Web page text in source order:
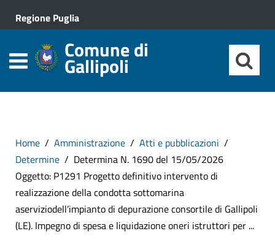
Regione Puglia
Comune di
Gallipoli
Home Amministrazione
Atti e pubblicazioni
Determine
Determina N. 1690 del 15/05/2026
Oggetto: P1291 Progetto definitivo intervento di
realizzazione della condotta sottomarina
aserviziodell’impianto di depurazione consortile di Gallipoli
(LE). Impegno di spesa e liquidazione oneri istruttori per ...